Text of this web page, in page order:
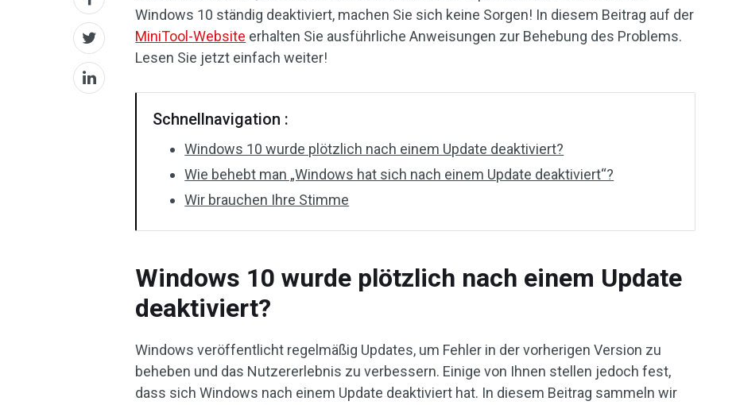
Windows 10 ständig deaktiviert, machen Sie sich keine Sorgen! In diesem Beitrag auf der
MiniTool-Website erhalten Sie ausführliche Anweisungen zur Behebung des Problems.
Lesen Sie jetzt einfach weiter!
Schnellnavigation :
Windows 10 wurde plötzlich nach einem Update deaktiviert?
Wie behebt man „Windows hat sich nach einem Update deaktiviert“?
Wir brauchen Ihre Stimme
Windows 10 wurde plötzlich nach einem Update
deaktiviert?
Windows veröffentlicht regelmäßig Updates, um Fehler in der vorherigen Version zu
beheben und das Nutzererlebnis zu verbessern. Einige von Ihnen stellen jedoch fest,
dass sich Windows nach einem Update deaktiviert hat. In diesem Beitrag sammeln wir